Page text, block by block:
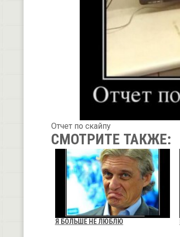
Отчет по скайпу
СМОТРИТЕ ТАКЖЕ:
Я БОЛЬШЕ НЕ ЛЮБЛЮ